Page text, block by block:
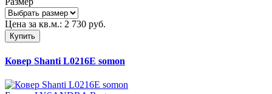
Цена за кв.м.: 2 730 руб.
Купить
Ковер Shanti L0216E somon